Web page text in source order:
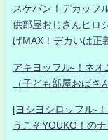
スケバン！デカッフ
供部屋おじさんヒロ
げMAX！デカいは正
アキヨッフル-！ネオ
（子ども部屋おばさ
[ヨシヨシロッフル-
うこそYOUKO！の